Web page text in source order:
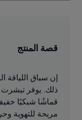
قصة المنتج
إن سباق اللياقة
مريحة للتهوية